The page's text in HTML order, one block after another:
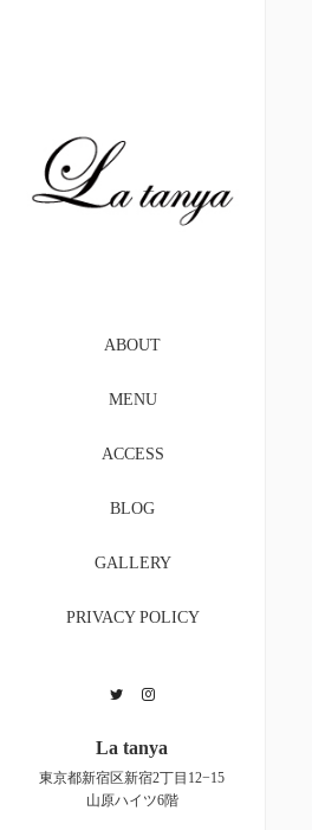
ABOUT
MENU
ACCESS
BLOG
GALLERY
PRIVACY POLICY
Twitter
La tanya
東京都新宿区新宿2丁目12−15
山原ハイツ6階